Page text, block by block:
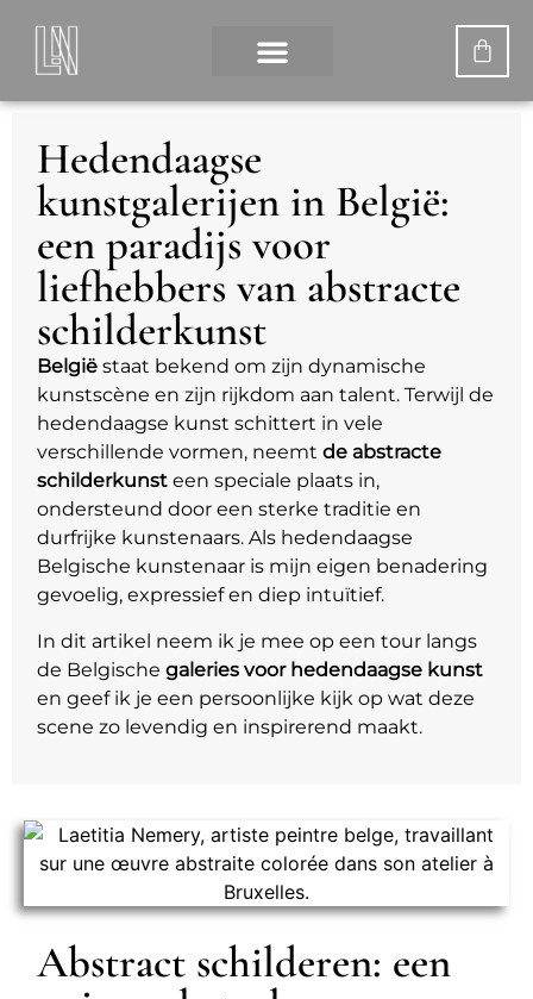
Hedendaagse
kunstgalerijen in België:
een paradijs voor
liefhebbers van abstracte
schilderkunst
België staat bekend om zijn dynamische
kunstscène en zijn rijkdom aan talent. Terwijl de
hedendaagse kunst schittert in vele
verschillende vormen, neemtde abstracte
schilderkunst een speciale plaats in,
ondersteund door een sterke traditie en
durfrijke kunstenaars. Als hedendaagse
Belgische kunstenaar is mijn eigen benadering
gevoelig, expressief en diep intuïtief.
In dit artikel neem ik je mee op een tour langs
de Belgischegaleries voor hedendaagse kunst
en geef ik je een persoonlijke kijk op wat deze
scene zo levendig en inspirerend maakt.
Abstract schilderen: een